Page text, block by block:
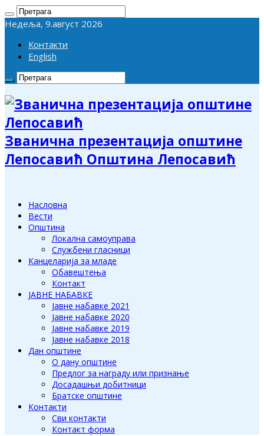
Недеља, 9.август 2026
Контакти
English
Званична презентација општине
Лепосавић Општина Лепосавић
Насловна
Вести
Општина
Локална самоуправа
Службени гласници
Канцеларија за младе
Обавештења
Контакт
ЈАВНЕ НАБАВКЕ
Јавне набавке 2021
Јавне набавке 2020
Јавне набавке 2019
Јавне набавке 2018
Дан општине
О дану општине
Предлог за награду или признање
Досадашњи добитници
Братске општине
Контакти
Сви контакти
Контакт форма